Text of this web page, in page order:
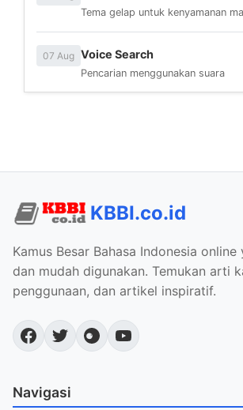
Tema gelap untuk kenyamanan
07 Aug Voice Search
Pencarian menggunakan suara
KBBI.co.id
Kamus Besar Bahasa Indonesia
dan mudah digunakan. Temukan arti
penggunaan, dan artikel inspiratif.
Navigasi